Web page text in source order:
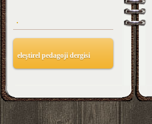
.
eleştirel pedagoji dergisi